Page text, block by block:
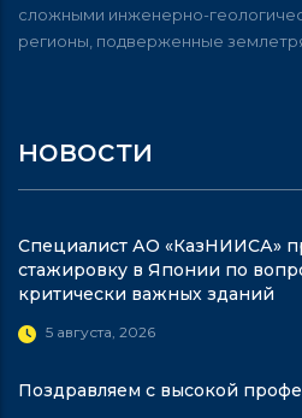
сложными инженерно-
регионы, подверженные
новости
Специалист АО «КазНИИСА»
стажировку в Японии по
критически важных зданий
5 августа, 2026
Поздравляем с высокой